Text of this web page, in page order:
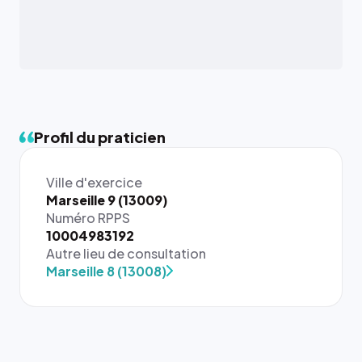
Profil du praticien
Ville d'exercice
Marseille 9 (13009)
Numéro RPPS
10004983192
Autre lieu de consultation
Marseille 8 (13008)
{# 40×40
: la taille
rendue par
`.profile-